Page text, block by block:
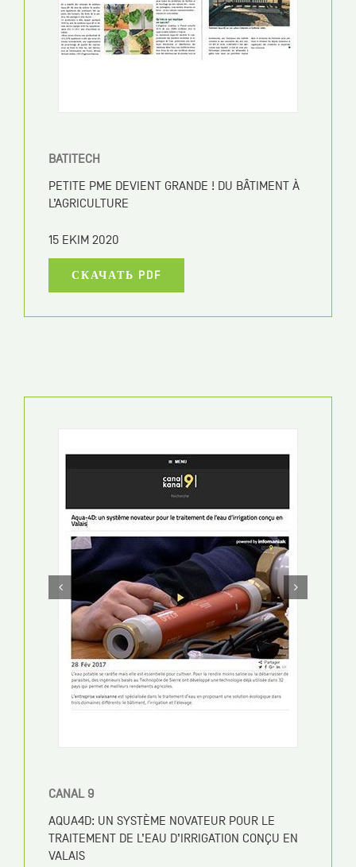
BATITECH
PETITE PME DEVIENT GRANDE ! DU BÂTIMENT À
L’AGRICULTURE
15 EKIM 2020
СКАЧАТЬ PDF
CANAL 9
AQUA4D: UN SYSTÈME NOVATEUR POUR LE
TRAITEMENT DE L’EAU D’IRRIGATION CONÇU EN
VALAIS